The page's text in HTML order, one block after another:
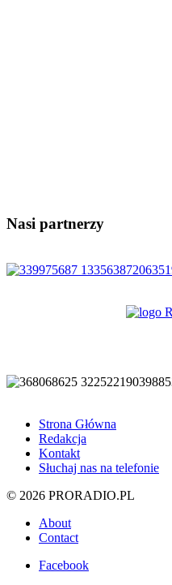
Nasi partnerzy
Strona Główna
Redakcja
Kontakt
Słuchaj nas na telefonie
© 2026 PRORADIO.PL
About
Contact
Facebook